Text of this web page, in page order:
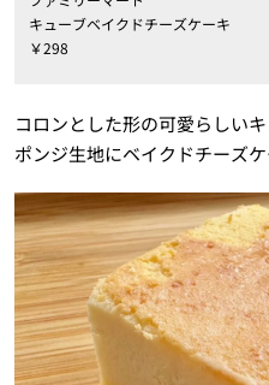
キューブベイクドチーズケーキ
￥298
コロンとした形の可愛らしい
ポンジ生地にベイクドチーズ